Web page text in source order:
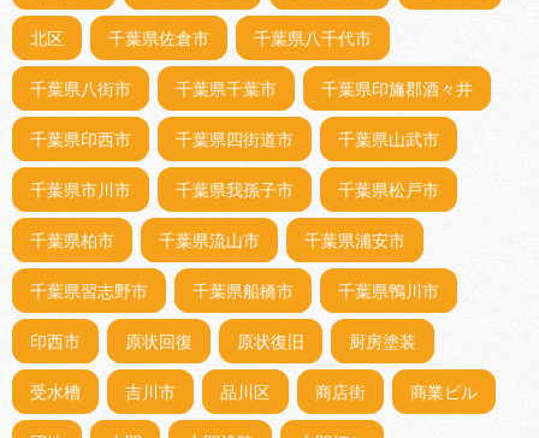
北区 千葉県佐倉市 千葉県八千代市
千葉県八街市 千葉県千葉市 千葉県印旛郡酒々井
千葉県印西市 千葉県四街道市 千葉県山武市
千葉県市川市 千葉県我孫子市 千葉県松戸市
千葉県柏市 千葉県流山市 千葉県浦安市
千葉県習志野市 千葉県船橋市 千葉県鴨川市
印西市 原状回復 原状復旧 厨房塗装
受水槽 吉川市 品川区 商店街 商業ビル